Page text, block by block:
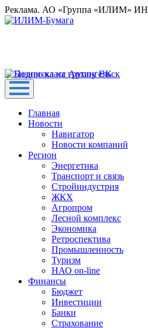
Реклама. АО «Группа «ИЛИМ»
Главная
Новости
Навигатор
Новости компаний
Регион
Энергетика
Транспорт и связь
Стройиндустрия
ЖКХ
Агропром
Лесной комплекс
Экономика
Ретроспектива
Промышленность
Туризм
НАО on-line
Финансы
Бюджет
Инвестиции
Банки
Страхование